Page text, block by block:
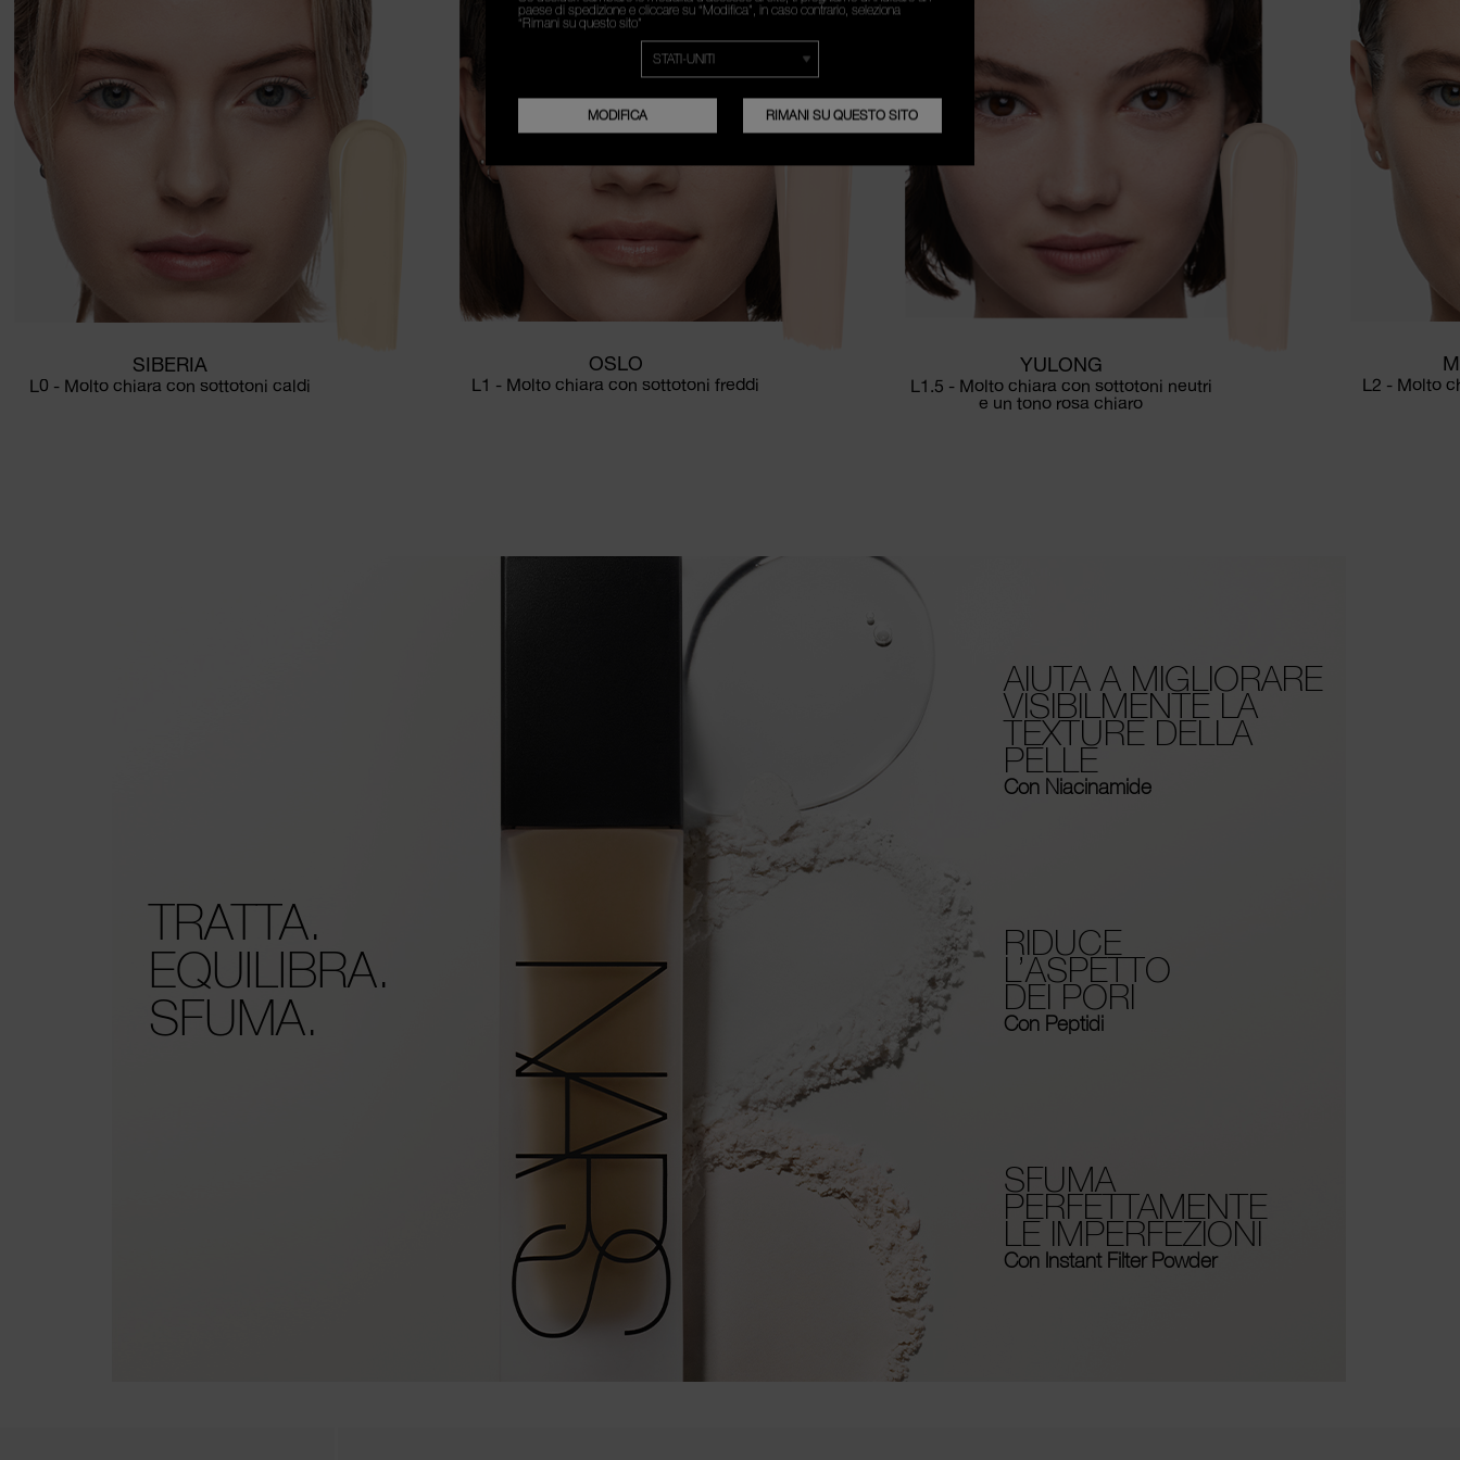
SIBERIA
L0 - Molto chiara con sottotoni caldi
OSLO
L1 - Molto chiara con sottotoni freddi
YULONG
L1.5 - Molto chiara con sottotoni neutri
e un tono rosa chiaro
L2 - Molto
TRATTA.
EQUILIBRA.
SFUMA.
AIUTA A MIGLIORARE
VISIBILMENTE LA
TEXTURE DELLA
PELLE
Con Niacinamide
RIDUCE
L’ASPETTO
DEI PORI
Con Peptidi
SFUMA
PERFETTAMENTE
LE IMPERFEZIONI
Con Instant Filter Powder
paese di spedizione e cliccare su “Modifica”, in caso contrario, seleziona
“Rimani su questo sito”
MODIFICA RIMANI SU QUESTO SITO